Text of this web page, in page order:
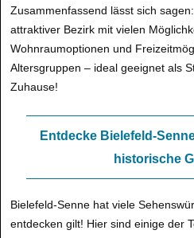
Zusammenfassend lässt sich
attraktiver Bezirk mit vielen
Wohnraumoptionen und
Altersgruppen – ideal geeignet als
Zuhause!
Entdecke Bielefeld-
historische
Bielefeld-Senne hat viele
entdecken gilt! Hier sind einige der